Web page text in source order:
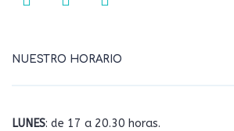
NUESTRO HORARIO
LUNES: de 17 a 20.30 horas.